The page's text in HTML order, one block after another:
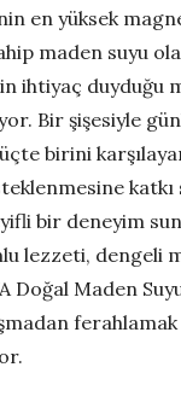
en yüksek
maden suyu
ihtiyaç duyduğu
Bir şişesiyle
birini
katkı
bir deneyim
lezzeti, dengeli
Doğal Maden